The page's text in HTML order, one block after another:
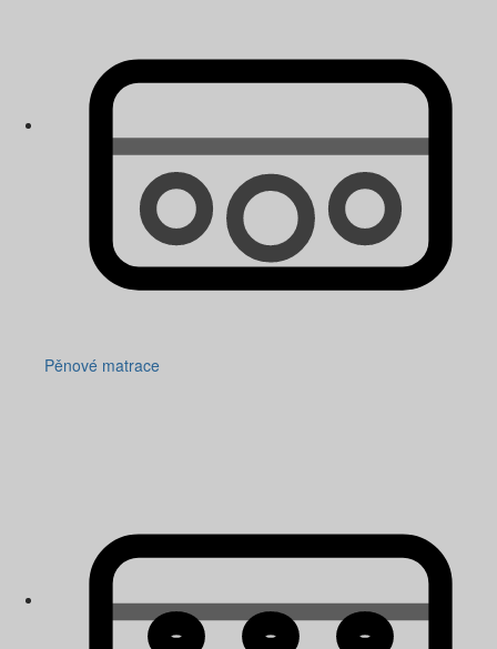
Pěnové matrace